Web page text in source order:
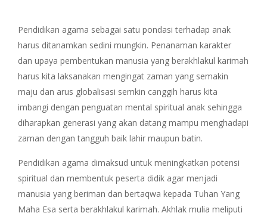
Pendidikan agama sebagai satu pondasi terhadap anak
harus ditanamkan sedini mungkin. Penanaman karakter
dan upaya pembentukan manusia yang berakhlakul karimah
harus kita laksanakan mengingat zaman yang semakin
maju dan arus globalisasi semkin canggih harus kita
imbangi dengan penguatan mental spiritual anak sehingga
diharapkan generasi yang akan datang mampu menghadapi
zaman dengan tangguh baik lahir maupun batin.
Pendidikan agama dimaksud untuk meningkatkan potensi
spiritual dan membentuk peserta didik agar menjadi
manusia yang beriman dan bertaqwa kepada Tuhan Yang
Maha Esa serta berakhlakul karimah. Akhlak mulia meliputi